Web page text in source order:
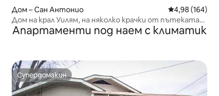
Дом – Сан Антонио Средна
4,98 (164)
Дом на крал Уилям, на няколко крачки от пътеката
Riverwalk.
Апартаменти под наем с климатик
Супердомакин
Супердомакин